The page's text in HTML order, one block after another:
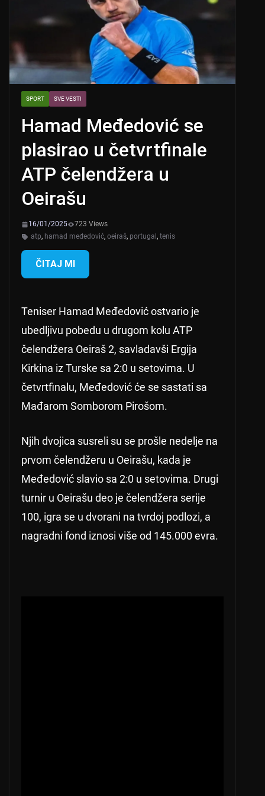
SPORT SVE VESTI
Hamad Međedović se
plasirao u četvrtfinale
ATP čelendžera u
Oeirašu
16/01/2025
723 Views
atp, hamad međedović, oeiraš, portugal , tenis
ČITAJ MI
Teniser Hamad Međedović ostvario je
ubedljivu pobedu u drugom kolu ATP
čelendžera Oeiraš 2, savladavši Ergija
Kirkina iz Turske sa 2:0 u setovima. U
četvrtfinalu, Međedović će se sastati sa
Mađarom Somborom Pirošom.
Njih dvojica susreli su se prošle nedelje na
prvom čelendžeru u Oeirašu, kada je
Međedović slavio sa 2:0 u setovima. Drugi
turnir u Oeirašu deo je čelendžera serije
100, igra se u dvorani na tvrdoj podlozi, a
nagradni fond iznosi više od 145.000 evra.